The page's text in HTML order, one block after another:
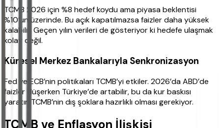
TCMB 2026 için %8 hedef koydu ama piyasa beklentisi
%10’un üzerinde. Bu açık kapatılmazsa faizler daha yüksek
kalabilir. Geçen yılın verileri de gösteriyor ki hedefe ulaşmak
kolay değil.
Küresel Merkez Bankalarıyla Senkronizasyon
Fed ve ECB’nin politikaları TCMB’yi etkiler. 2026’da ABD’de
faizler düşerken Türkiye’de artabilir, bu da kur baskısı
yaratır. TCMB’nin dış şoklara hazırlıklı olması gerekiyor.
TCMB ve Enflasyon İlişkisi